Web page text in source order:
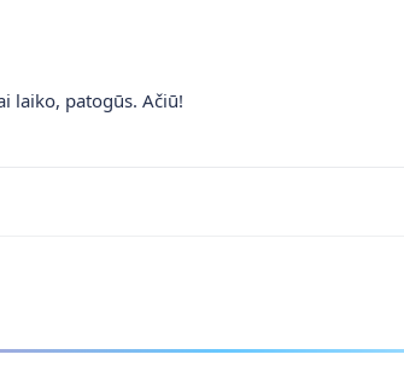
laiko, patogūs. Ačiū!